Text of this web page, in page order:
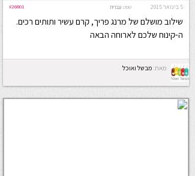
5 בינואר 2015 #26801 שפה: עברית
שילוב מושלם של מרנג פריך, קרם עשיר ותותים רכים.
ה-קינוח שלכם לארוחה הבאה
מאת: מבשל ואוכל